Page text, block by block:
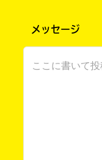
まふ最高でした
そしてそして、
メッセージ